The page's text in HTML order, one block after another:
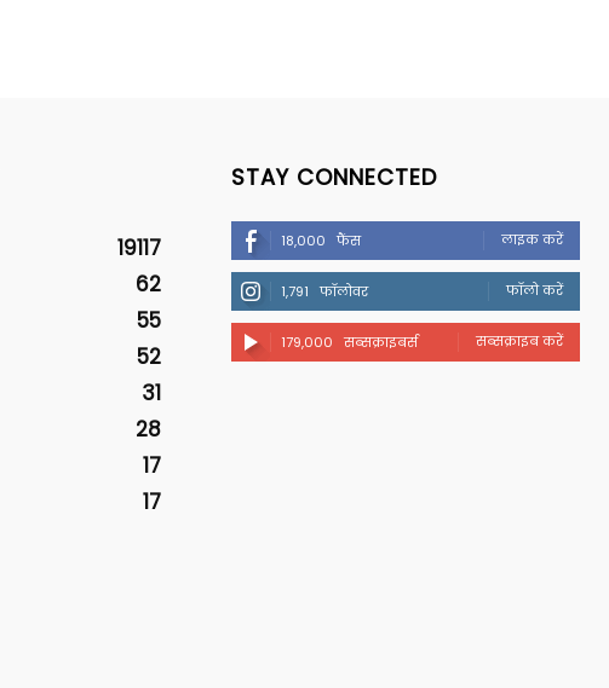
19117
62
55
52
31
28
17
17
STAY CONNECTED
18,000 फैंस लाइक करें
1,791 फॉलोवर फॉलो करें
179,000 सब्सक्राइबर्स सब्सक्राइब करें